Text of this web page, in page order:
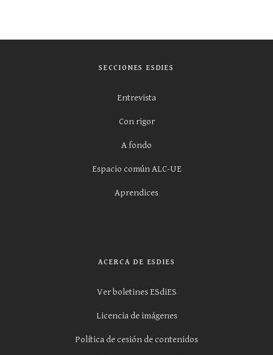
SECCIONES ESDIES
Entrevista
Con rigor
A fondo
Espacio común ALC-UE
Aprendices
ACERCA DE ESDIES
Ver boletines ESdiES
Licencia de imágenes
Política de cesión de contenidos